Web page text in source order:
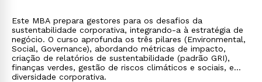
Este MBA prepara gestores para os desafios da
sustentabilidade corporativa, integrando-a à estratégia de
negócio. O curso aprofunda os três pilares (Environmental,
Social, Governance), abordando métricas de impacto,
criação de relatórios de sustentabilidade (padrão GRI),
finanças verdes, gestão de riscos climáticos e sociais, e
diversidade corporativa.